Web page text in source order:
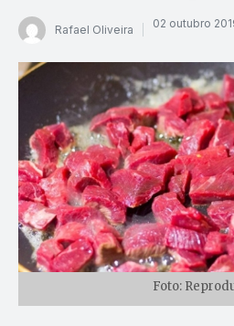
Rafael Oliveira 02 outubro
Foto: